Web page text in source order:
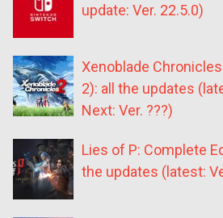
update: Ver. 22.5.0)
Xenoblade
2): all the updates
Next: Ver. ???)
Lies of P: Complete
the updates (latest: